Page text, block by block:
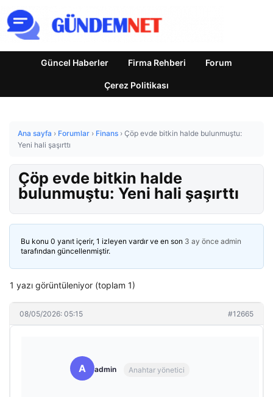
Güncel Haberler Firma Rehberi Forum
Çerez Politikası
Ana sayfa › Forumlar › Finans › Çöp evde bitkin halde bulunmuştu:
Yeni hali şaşırttı
Çöp evde bitkin halde
bulunmuştu: Yeni hali şaşırttı
Bu konu 0 yanıt içerir, 1 izleyen vardır ve en son 3 ay önce admin
tarafından güncellenmiştir.
1 yazı görüntüleniyor (toplam 1)
08/05/2026: 05:15 #12665
A admin Anahtar yönetici